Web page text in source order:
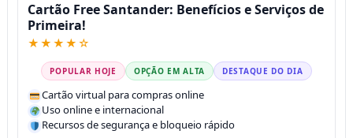
Cartão Free Santander: Benefícios e Serviços de
Primeira!
★★★★☆
POPULAR HOJE OPÇÃO EM ALTA DESTAQUE DO DIA
Cartão virtual para compras online
Uso online e internacional
Recursos de segurança e bloqueio rápido